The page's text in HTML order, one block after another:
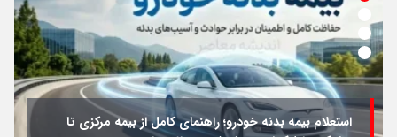
استعلام بیمه بدنه خودرو؛ راهنمای کامل از بیمه مرکزی تا